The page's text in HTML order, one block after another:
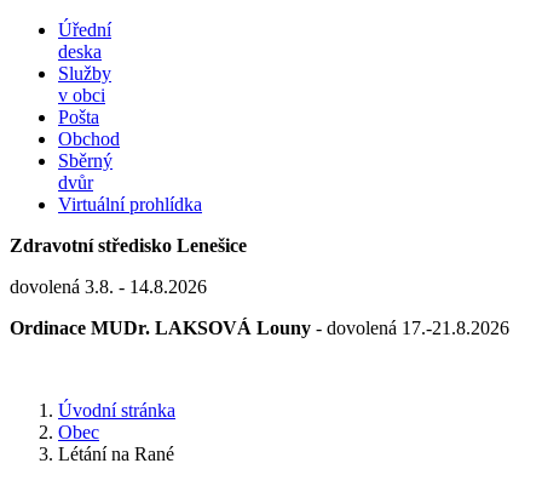
Úřední
deska
Služby
v obci
Pošta
Obchod
Sběrný
dvůr
Virtuální prohlídka
Zdravotní středisko Lenešice
dovolená 3.8. - 14.8.2026
Ordinace MUDr. LAKSOVÁ Louny - dovolená 17.-21.8.2026
Úvodní stránka
Obec
Létání na Rané